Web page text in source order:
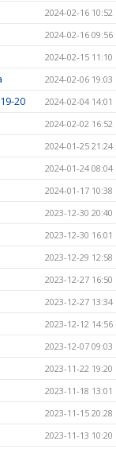
2024-02-16 10:52
2024-02-16 09:56
2024-02-15 11:10
2024-02-06 19:03
20 2024-02-04 14:01
2024-02-02 16:52
2024-01-25 21:24
2024-01-24 08:04
2024-01-17 10:38
2023-12-30 20:40
2023-12-30 16:01
2023-12-29 12:58
2023-12-27 16:50
2023-12-27 13:34
2023-12-12 14:56
2023-12-07 09:03
2023-11-22 19:20
2023-11-18 13:01
2023-11-15 20:28
2023-11-13 10:20